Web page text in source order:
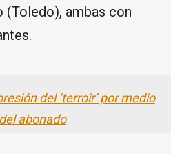
(Toledo), ambas con
del ‘terroir’ por medio
del abonado